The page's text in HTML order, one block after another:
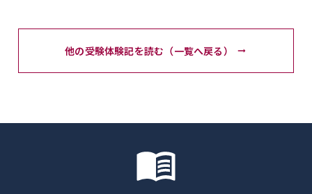
他の受験体験記を読む（一覧へ戻る）